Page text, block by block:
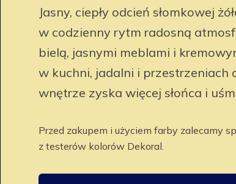
Jasny, ciepły odcień słomkowej
w codzienny rytm radosną
bielą, jasnymi meblami i
w kuchni, jadalni i przestrzeniach
wnętrze zyska więcej słońca i
Przed zakupem i użyciem farby zalecamy
z testerów kolorów Dekoral.